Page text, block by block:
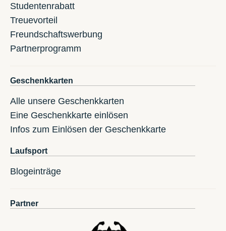
Studentenrabatt
Treuevorteil
Freundschaftswerbung
Partnerprogramm
Geschenkkarten
Alle unsere Geschenkkarten
Eine Geschenkkarte einlösen
Infos zum Einlösen der Geschenkkarte
Laufsport
Blogeinträge
Partner